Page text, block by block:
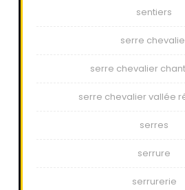
sentiers
serre
serre chevalier
serre chevalier vallée
serres
serrure
serrurerie